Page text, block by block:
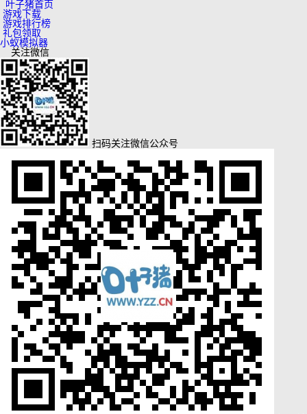
叶子猪首页
游戏下载
游戏排行榜
礼包领取
小蚁模拟器
关注微信
扫码关注微信公众号